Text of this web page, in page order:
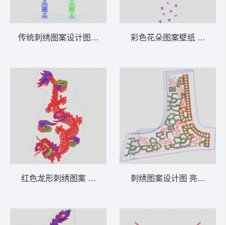
传统刺绣图案设计图 十字绣条
红色龙形刺绣图案 龙动物
彩色花朵图案壁纸 匹绣小
刺绣图案设计图 亮片 珠片